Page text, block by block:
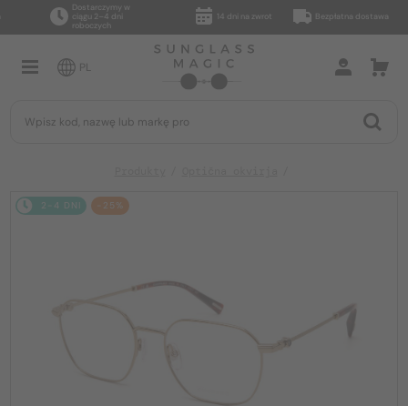
Dostarczymy w
ciągu 2–4 dni
roboczych
14 dni na zwrot Bezpłatna dostawa
PL
2-4 DNI -25%